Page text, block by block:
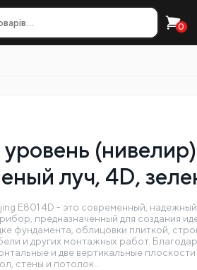
0
луч, 4D,
E801 4D - это современный,
предназначенный для создания
фундамента, облицовки плиткой,
и других монтажных работ.
и две вертикальные
стены и потолок…